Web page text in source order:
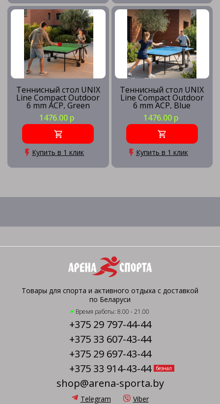
Теннисный стол UNIX
Line Compact Outdoor
6 mm ACP, Green
1476.00 р
Купить в 1 клик
Теннисный стол UNIX
Line Compact Outdoor
6 mm ACP, Blue
1476.00 р
Купить в 1 клик
Товары для спорта и активного отдыха с доставкой
по Беларуси
Время работы: 8.00 - 21.00
+375 29 797-44-44
+375 33 607-43-44
+375 29 697-43-44
+375 33 914-43-44
безнал
shop@arena-sporta.by
Telegram Viber